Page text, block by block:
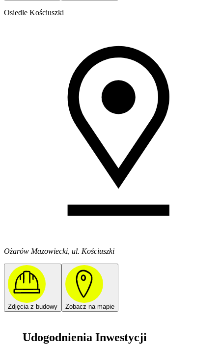
Osiedle Kościuszki
Ożarów Mazowiecki, ul. Kościuszki
Zdjęcia z budowy Zobacz na mapie
Udogodnienia Inwestycji